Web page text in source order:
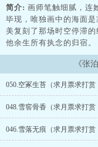
简介: 画师笔触细腻，连
毕现，唯独画中的海面
美复刻了那场时空停滞
他余生所有执念的归宿。
《张
050.空冢生苔（求月票求打赏
048.雪窖骨香（求月票求打赏
046.雪落无痕（求月票求打赏